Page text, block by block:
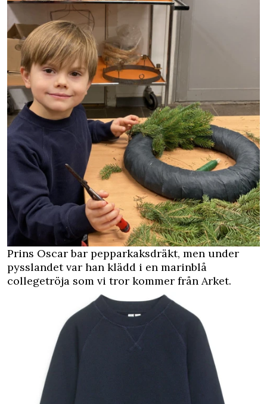
Prins Oscar bar pepparkaksdräkt, men under
pysslandet var han klädd i en marinblå
collegetröja som vi tror kommer från Arket.